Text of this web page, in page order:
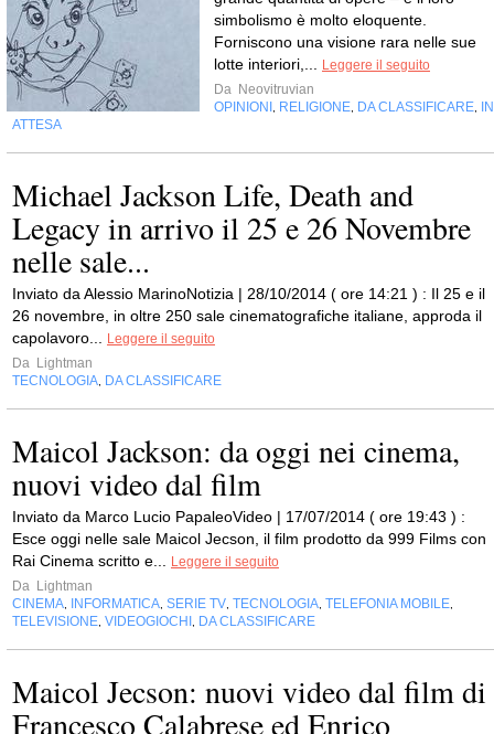
simbolismo è molto eloquente.
Forniscono una visione rara nelle sue
lotte interiori,...
Leggere il seguito
Da Neovitruvian
OPINIONI
RELIGIONE DA CLASSIFICARE
IN
ATTESA
Michael Jackson Life, Death and
Legacy in arrivo il 25 e 26 Novembre
nelle sale...
Inviato da Alessio MarinoNotizia | 28/10/2014 ( ore 14:21 ) : Il 25 e il
26 novembre, in oltre 250 sale cinematografiche italiane, approda il
capolavoro...
Leggere il seguito
Da Lightman
TECNOLOGIA DA CLASSIFICARE
Maicol Jackson: da oggi nei cinema,
nuovi video dal film
Inviato da Marco Lucio PapaleoVideo | 17/07/2014 ( ore 19:43 ) :
Esce oggi nelle sale Maicol Jecson, il film prodotto da 999 Films con
Rai Cinema scritto e...
Leggere il seguito
Da Lightman
CINEMA
INFORMATICA SERIE TV TECNOLOGIA TELEFONIA MOBILE
TELEVISIONE VIDEOGIOCHI DA CLASSIFICARE
Maicol Jecson: nuovi video dal film di
Francesco Calabrese ed Enrico